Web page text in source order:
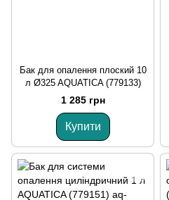
Бак для опалення плоский 10
л Ø325 AQUATICA (779133)
1 285 грн
Купити